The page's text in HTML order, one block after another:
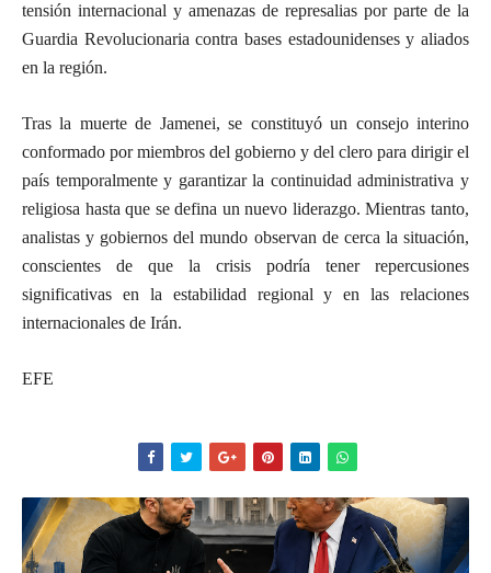
tensión internacional y amenazas de represalias por parte de la
Guardia Revolucionaria contra bases estadounidenses y aliados
en la región.
Tras la muerte de Jamenei, se constituyó un consejo interino
conformado por miembros del gobierno y del clero para dirigir el
país temporalmente y garantizar la continuidad administrativa y
religiosa hasta que se defina un nuevo liderazgo. Mientras tanto,
analistas y gobiernos del mundo observan de cerca la situación,
conscientes de que la crisis podría tener repercusiones
significativas en la estabilidad regional y en las relaciones
internacionales de Irán.
EFE